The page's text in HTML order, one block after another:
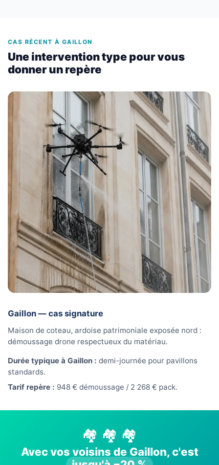
CAS RÉCENT À GAILLON
Une intervention type pour vous
donner un repère
Gaillon — cas signature
Maison de coteau, ardoise patrimoniale exposée nord :
démoussage drone respectueux du matériau.
Durée typique à Gaillon : demi-journée pour pavillons
standards.
Tarif repère : 948 € démoussage / 2 268 € pack.
🏘️ 🏘️ 🏘️
Avec vos voisins de Gaillon, c'est